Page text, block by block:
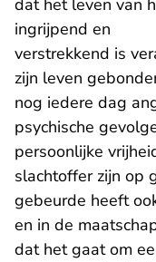
dat het leven van
ingrijpend en
verstrekkend is
zijn leven
nog iedere dag
psychische
persoonlijke
slachtoffer zijn op
gebeurde heeft
en in de
dat het gaat om